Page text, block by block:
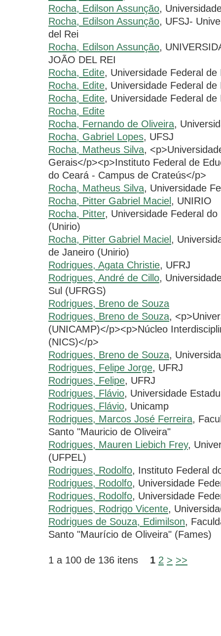
Rocha, Edilson Assunção,
Rocha, Edilson Assunção, UFSJ-
del Rei
Rocha, Edilson Assunção,
JOÃO DEL REI
Rocha, Edite, Universidade Federal de
Rocha, Edite, Universidade Federal de
Rocha, Edite, Universidade Federal
Rocha, Edite
Rocha, Fernando de Oliveira,
Rocha, Gabriel Lopes, UFSJ
Rocha, Matheus Silva,
Gerais</p><p>Instituto Federal de
do Ceará - Campus de Crateús</p>
Rocha, Matheus Silva, Universidade
Rocha, Pitter Gabriel Maciel, UNIRIO
Rocha, Pitter, Universidade Federal
(Unirio)
Rocha, Pitter Gabriel Maciel,
de Janeiro (Unirio)
Rodrigues, Agata Christie, UFRJ
Rodrigues, André de Cillo,
Sul (UFRGS)
Rodrigues, Breno de Souza
Rodrigues, Breno de Souza,
(UNICAMP)</p><p>Núcleo
(NICS)</p>
Rodrigues, Breno de Souza,
Rodrigues, Felipe Jorge, UFRJ
Rodrigues, Felipe, UFRJ
Rodrigues, Flávio, Universidade
Rodrigues, Flávio, Unicamp
Rodrigues, Marcos José Ferreira,
Santo "Mauricio de Oliveira"
Rodrigues, Mauren Liebich Frey,
(UFPEL)
Rodrigues, Rodolfo, Instituto Federal
Rodrigues, Rodolfo, Universidade
Rodrigues, Rodolfo, Universidade
Rodrigues, Rodrigo Vicente,
Rodrigues de Souza, Edimilson,
Santo "Maurício de Oliveira" (Fames)
1 a 100 de 136 itens 1 2 > >>